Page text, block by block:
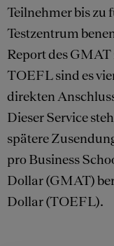
Teilnehmer bis zu
Testzentrum
Report des
TOEFL sind es
direkten
Dieser Service
spätere
pro Business
Dollar (GMAT)
Dollar (TOEFL).